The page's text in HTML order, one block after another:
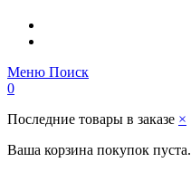
Меню Поиск
0
Последние товары в заказе ×
Ваша корзина покупок пуста.